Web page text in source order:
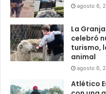
agosto 6,
La
celebró
turismo,
animal
agosto 6,
Atlético